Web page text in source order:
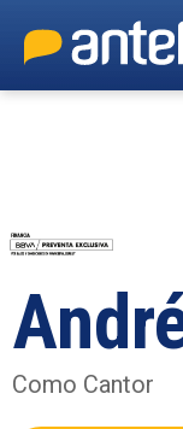
content
Como Cantor